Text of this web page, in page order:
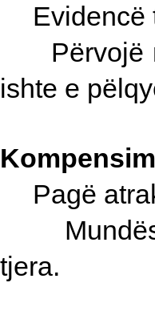
Evidencë
Përvojë
ishte e
Pagë
tjera.